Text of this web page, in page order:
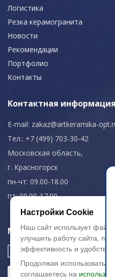
Логистика
Резка керамогранита
Новости
Рекомендации
Портфолио
Контакты
Контактная информация
E-mail: zakaz@artkeramika-
Тел.: +7 (499) 703-30-42
Московская область,
г. Красногорск
пн-чт: 09.00-18.00
пт: 09.00-17.00
Мы в соц. сетях
Настройки Cookie
Наш сайт использует
улучшить работу сайта,
эффективность и удобство.
Продолжая использовать
соглашаетесь на